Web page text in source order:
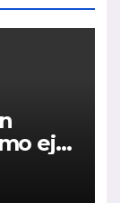
eje
y la